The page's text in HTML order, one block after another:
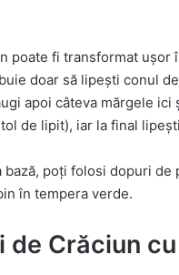
poate fi transformat ușor
doar să lipești conul
apoi câteva mărgele ici
de lipit), iar la final
bază, poți folosi dopuri de
în tempera verde.
de Crăciun